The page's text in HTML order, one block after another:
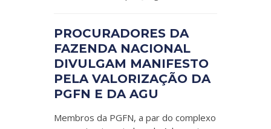
PROCURADORES DA
FAZENDA NACIONAL
DIVULGAM MANIFESTO
PELA VALORIZAÇÃO DA
PGFN E DA AGU
Membros da PGFN, a par do complexo